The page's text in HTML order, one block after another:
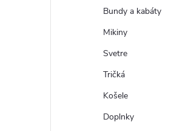
Bundy a kabáty
Mikiny
Svetre
Tričká
Košele
Doplnky